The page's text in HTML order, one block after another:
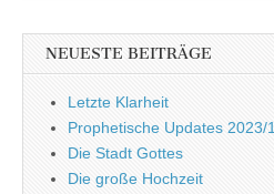
NEUESTE BEITRÄGE
Letzte Klarheit
Prophetische Updates 2023/1
Die Stadt Gottes
Die große Hochzeit